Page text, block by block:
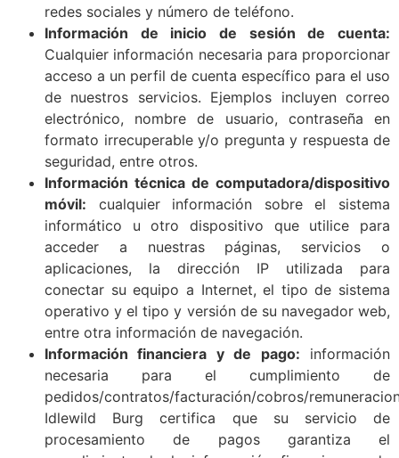
redes sociales y número de teléfono.
Información de inicio de sesión de cuenta:
Cualquier información necesaria para proporcionar
acceso a un perfil de cuenta específico para el uso
de nuestros servicios. Ejemplos incluyen correo
electrónico, nombre de usuario, contraseña en
formato irrecuperable y/o pregunta y respuesta de
seguridad, entre otros.
Información técnica de computadora/dispositivo
móvil: cualquier información sobre el sistema
informático u otro dispositivo que utilice para
acceder a nuestras páginas, servicios o
aplicaciones, la dirección IP utilizada para
conectar su equipo a Internet, el tipo de sistema
operativo y el tipo y versión de su navegador web,
entre otra información de navegación.
Información financiera y de pago: información
necesaria para el cumplimiento de
pedidos/contratos/facturación/cobros/
Idlewild Burg certifica que su servicio de
procesamiento de pagos garantiza el